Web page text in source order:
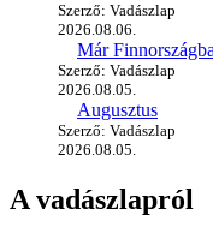
Szerző: Vadászlap
2026.08.06.
Már
Szerző: Vadászlap
2026.08.05.
Augusztus
Szerző: Vadászlap
2026.08.05.
A vadászlapról